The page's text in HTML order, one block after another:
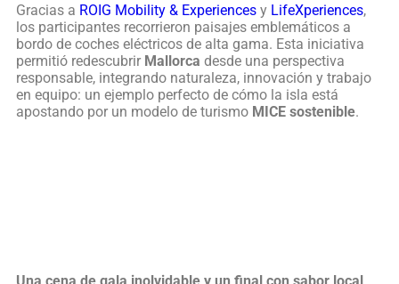
Gracias a ROIG Mobility & Experiences y LifeXperiences,
los participantes recorrieron paisajes emblemáticos a
bordo de coches eléctricos de alta gama. Esta iniciativa
permitió redescubrir Mallorca desde una perspectiva
responsable, integrando naturaleza, innovación y trabajo
en equipo: un ejemplo perfecto de cómo la isla está
apostando por un modelo de turismo MICE sostenible.